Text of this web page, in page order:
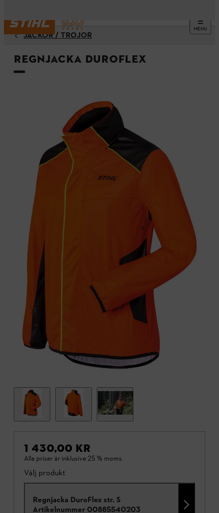
MENU
JACKOR / TRÖJOR
Regnjacka DuroFlex
1 430,00 KR
Alla priser är inklusive 25 % moms.
Välj produkt
Regnjacka DuroFlex str. S
Artikelnummer 00885540203